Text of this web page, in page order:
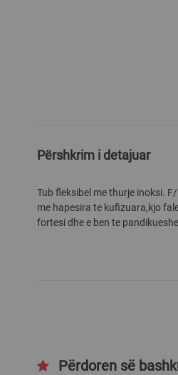
the
beginning
the
images
gallery
Përshkrim i detajuar
Tub fleksibel me thurje inoksi.
me hapesira te kufizuara,kjo
fortesi dhe e ben te
Përdoren së